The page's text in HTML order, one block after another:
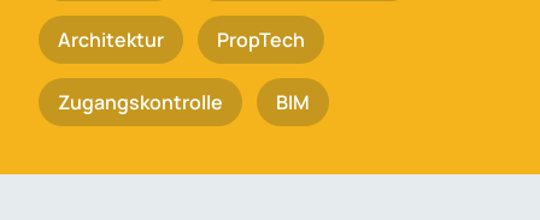
Architektur PropTech
Zugangskontrolle BIM